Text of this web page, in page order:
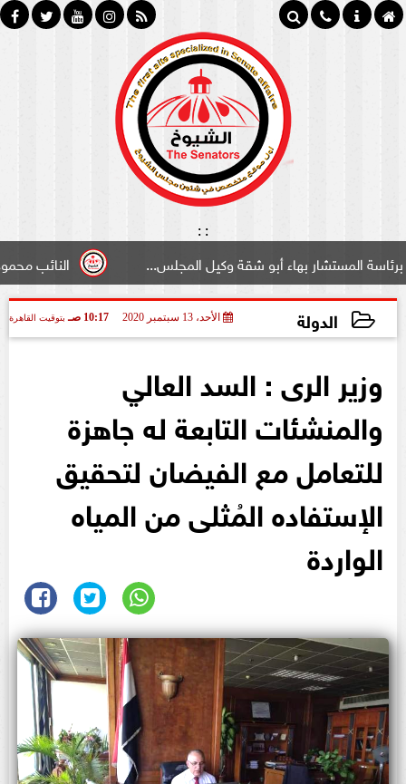
:
:
النائب محمود سامي
بهاء أبو شقة وكيل المجلس...
الدولة الأحد، 13 سبتمبر 2020 10:17 صـ بتوقيت القاهرة
وزير الرى : السد العالي
والمنشئات التابعة له جاهزة
للتعامل مع الفيضان لتحقيق
الإستفاده المُثلى من المياه
الواردة